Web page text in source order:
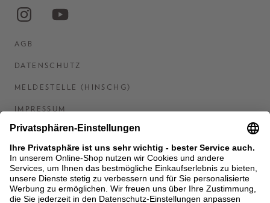
AGB
DATENSCHUTZ
MELDESTELLE (HINSCHG)
IMPRESSUM
BARRIEREFREIHEITSERKLÄRUNG
KONTAKT
COOKIES
MEN'S WORLD: BRAUN HAMBURG